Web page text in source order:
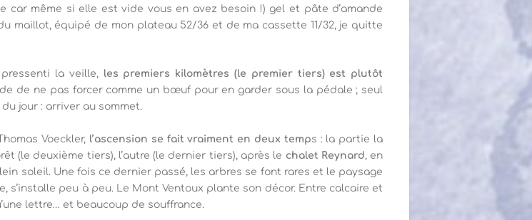
car même si elle est vide vous en avez besoin !) gel et pâte d’amande
maillot, équipé de mon plateau 52/36 et de ma cassette 11/32, je quitte
pressenti la veille, les premiers kilomètres (le premier tiers) est plutôt
de ne pas forcer comme un bœuf pour en garder sous la pédale ; seul
jour : arriver au sommet.
Voeckler, l’ascension se fait vraiment en deux temps : la partie la
(le deuxième tiers), l’autre (le dernier tiers), après le chalet Reynard, en
soleil. Une fois ce dernier passé, les arbres se font rares et le paysage
s’installe peu à peu. Le Mont Ventoux plante son décor. Entre calcaire et
lettre… et beaucoup de souffrance.